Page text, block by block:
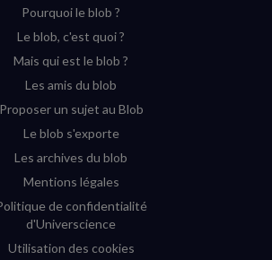
Instagram
(nouvelle
Facebook
(nouvelle
Pourquoi le blob ?
Le blob, c'est quoi ?
Mais qui est le blob ?
Les amis du blob
Proposer un sujet au Blob
Le blob s'exporte
Les archives du blob
Mentions légales
de confidentialité
d'Universcience
Utilisation des cookies